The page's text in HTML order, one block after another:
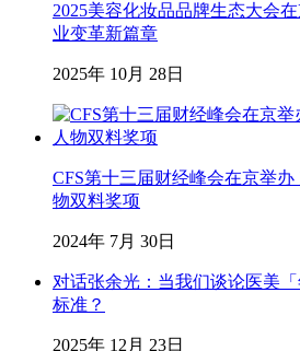
2025美容化妆品品牌生态大会
业变革新篇章
2025年 10月 28日
CFS第十三届财经峰会在京举
物双料奖项
2024年 7月 30日
对话张余光：当我们谈论医美
标准？
2025年 12月 23日